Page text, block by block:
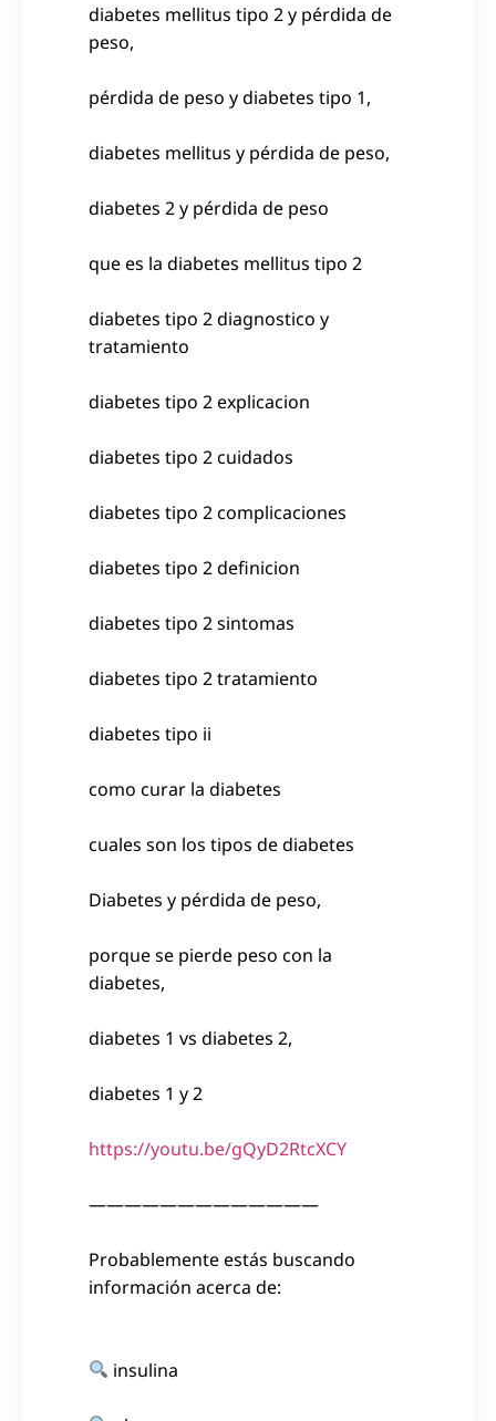
diabetes mellitus tipo 2 y pérdida de
peso,
pérdida de peso y diabetes tipo 1,
diabetes mellitus y pérdida de peso,
diabetes 2 y pérdida de peso
que es la diabetes mellitus tipo 2
diabetes tipo 2 diagnostico y
tratamiento
diabetes tipo 2 explicacion
diabetes tipo 2 cuidados
diabetes tipo 2 complicaciones
diabetes tipo 2 definicion
diabetes tipo 2 sintomas
diabetes tipo 2 tratamiento
diabetes tipo ii
como curar la diabetes
cuales son los tipos de diabetes
Diabetes y pérdida de peso,
porque se pierde peso con la
diabetes,
diabetes 1 vs diabetes 2,
diabetes 1 y 2
https://youtu.be/gQyD2RtcXCY
—————————————
Probablemente estás buscando
información acerca de:
insulina